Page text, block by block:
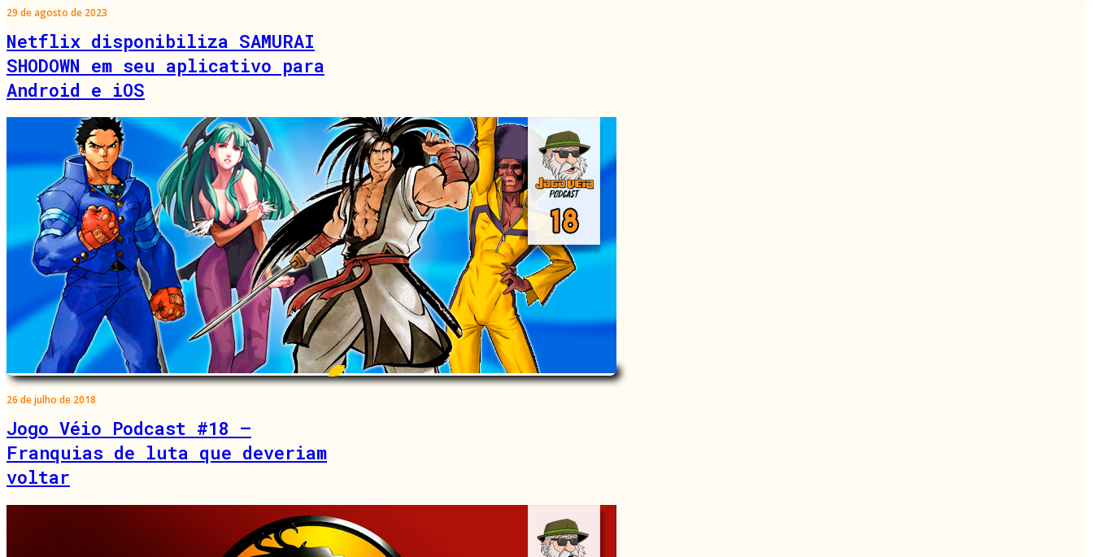
29 de agosto de 2023
Netflix disponibiliza SAMURAI
SHODOWN em seu aplicativo para
Android e iOS
26 de julho de 2018
Jogo Véio Podcast #18 –
Franquias de luta que deveriam
voltar